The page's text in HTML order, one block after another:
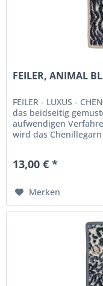
FEILER, ANIMAL
FEILER - LUXUS -
das beidseitig
aufwendigen
wird das
13,00 € *
Merken